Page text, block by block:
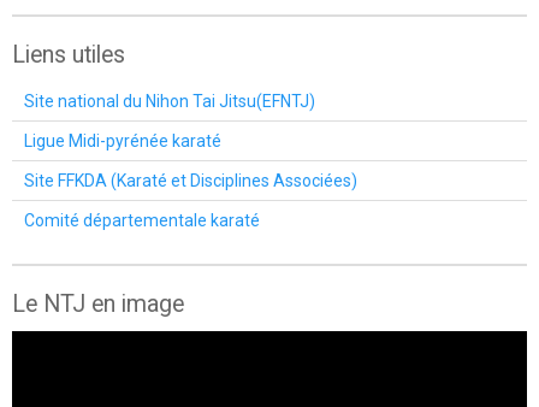
Liens utiles
Site national du Nihon Tai Jitsu(EFNTJ)
Ligue Midi-pyrénée karaté
Site FFKDA (Karaté et Disciplines Associées)
Comité départementale karaté
Le NTJ en image